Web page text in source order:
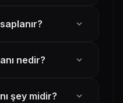
expand_more
nedir? expand_more
şey midir? expand_more